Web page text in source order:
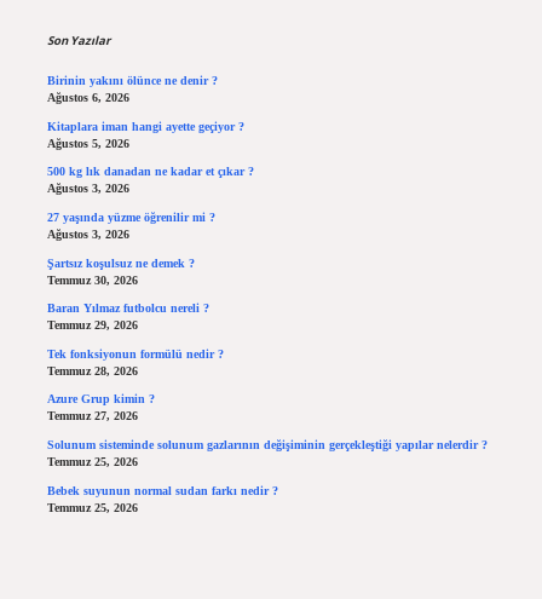
Son Yazılar
Birinin yakını ölünce ne denir ?
Ağustos 6, 2026
Kitaplara iman hangi ayette geçiyor ?
Ağustos 5, 2026
500 kg lık danadan ne kadar et çıkar ?
Ağustos 3, 2026
27 yaşında yüzme öğrenilir mi ?
Ağustos 3, 2026
Şartsız koşulsuz ne demek ?
Temmuz 30, 2026
Baran Yılmaz futbolcu nereli ?
Temmuz 29, 2026
Tek fonksiyonun formülü nedir ?
Temmuz 28, 2026
Azure Grup kimin ?
Temmuz 27, 2026
Solunum sisteminde solunum gazlarının değişiminin gerçekleştiği yapılar nelerdir ?
Temmuz 25, 2026
Bebek suyunun normal sudan farkı nedir ?
Temmuz 25, 2026